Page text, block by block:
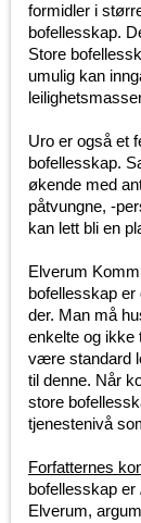
formidler i
bofellesskap.
Store
umulig kan
Uro er også et
bofellesskap.
økende med
påtvungne, -
kan lett bli en
Elverum
bofellesskap
der. Man må
enkelte og ikke
være standard
til denne. Når
store
tjenestenivå
Forfatternes
bofellesskap er
Elverum,